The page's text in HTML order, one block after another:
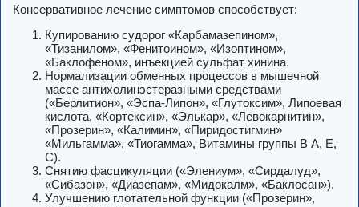
Консервативное лечение симптомов способствует:
Купированию судорог «Карбамазепином»,
«Тизанилом», «Фенитоином», «Изоптином»,
«Баклофеном», инъекцией сульфат хинина.
Нормализации обменных процессов в мышечной
массе антихолинэстеразными средствами
(«Берлитион», «Эспа-Липон», «Глутоксим», Липоевая
кислота, «Кортексин», «Элькар», «Левокарнитин»,
«Прозерин», «Калимин», «Пиридостигмин»
«Мильгамма», «Тиогамма», Витамины группы В А, Е,
С).
Снятию фасцикуляции («Элениум», «Сирдалуд»,
«Сибазон», «Диазепам», «Мидокалм», «Баклосан»).
Улучшению глотательной функции («Прозерин»,